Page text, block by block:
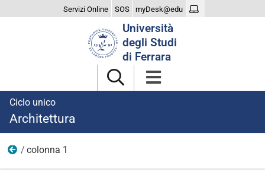
Servizi Online SOS myDesk@edu
Università
degli Studi
di Ferrara
Ciclo unico
Architettura
Corso
colonna 1